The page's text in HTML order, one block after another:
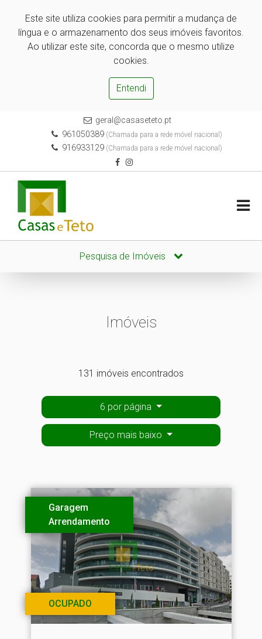
Este site utiliza cookies para permitir a mudança de
língua e o armazenamento dos seus imóveis favoritos.
Ao utilizar este site, concorda que o mesmo utilize
cookies.
Entendi
geral@casaseteto.pt
961050389 (Chamada para a rede móvel nacional)
916933129 (Chamada para a rede móvel nacional)
Pesquisa de Imóveis
Imóveis
131 imóveis encontrados
6 por página
Preço mais baixo
Garagem
Arrendamento
OCUPADO